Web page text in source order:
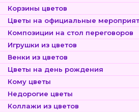
Корзины цветов
Цветы на официальные
Композиции на стол переговоров
Игрушки из цветов
Венки из цветов
Цветы на день рождения
Кому цветы
Недорогие цветы
Коллажи из цветов